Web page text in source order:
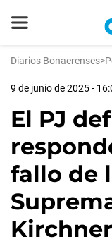
Diarios Bonaerenses>
9 de junio de 2025 -
El PJ
fallo de
Kirchner